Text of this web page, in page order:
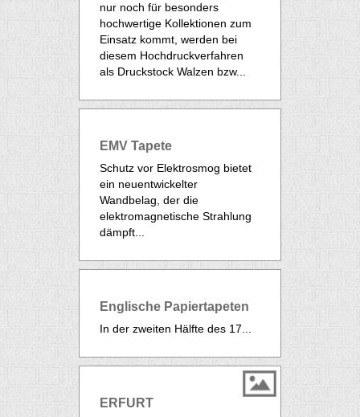
nur noch für besonders
hochwertige Kollektionen zum
Einsatz kommt, werden bei
diesem Hochdruckverfahren
als Druckstock Walzen bzw...
EMV Tapete
Schutz vor Elektrosmog bietet
ein neuentwickelter
Wandbelag, der die
elektromagnetische Strahlung
dämpft...
Englische Papiertapeten
In der zweiten Hälfte des 17...
ERFURT